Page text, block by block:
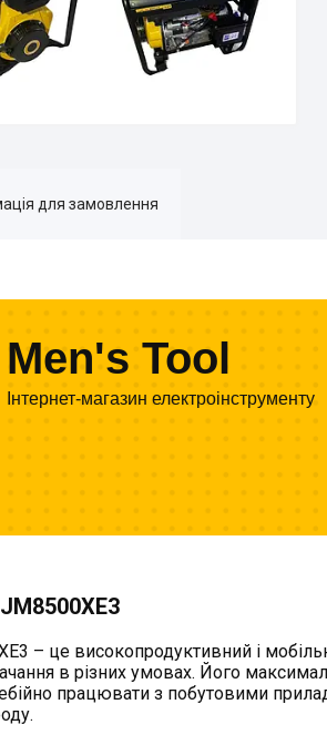
для замовлення
Men's Tool
Інтернет-магазин електроінструменту
– це високопродуктивний і
в різних умовах. Його
працювати з побутовими